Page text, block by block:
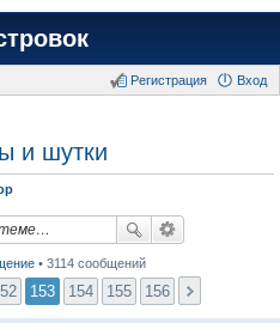
Вход
Регистрация
и шутки
• 3114 сообщений
153 154 155 156